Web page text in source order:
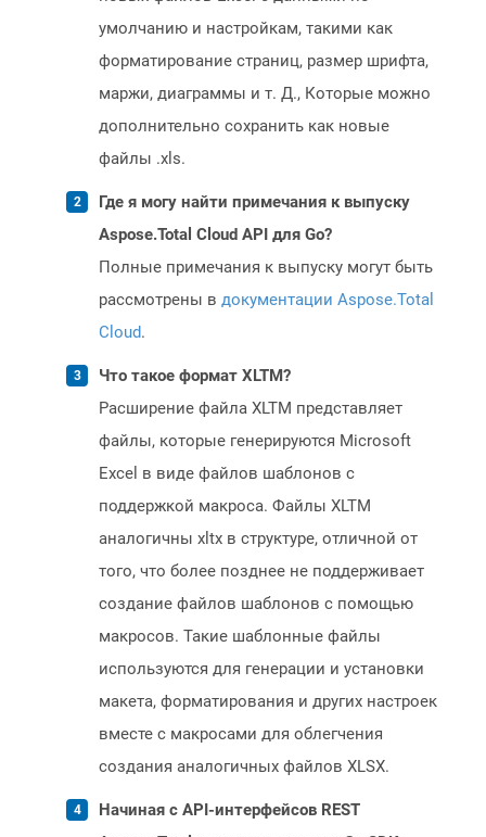
умолчанию и настройкам, такими как
форматирование страниц, размер шрифта,
маржи, диаграммы и т. Д., Которые можно
дополнительно сохранить как новые
файлы .xls.
Где я могу найти примечания к выпуску
Aspose.Total Cloud API для Go?
Полные примечания к выпуску могут быть
рассмотрены в документации Aspose.Total
Cloud.
Что такое формат XLTM?
Расширение файла XLTM представляет
файлы, которые генерируются Microsoft
Excel в виде файлов шаблонов с
поддержкой макроса. Файлы XLTM
аналогичны xltx в структуре, отличной от
того, что более позднее не поддерживает
создание файлов шаблонов с помощью
макросов. Такие шаблонные файлы
используются для генерации и установки
макета, форматирования и других настроек
вместе с макросами для облегчения
создания аналогичных файлов XLSX.
Начиная с API-интерфейсов REST